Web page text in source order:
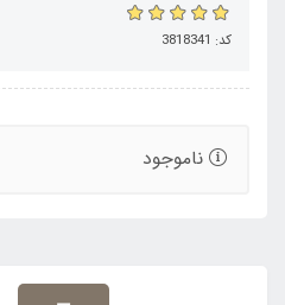
کد: 3818341
ناموجود